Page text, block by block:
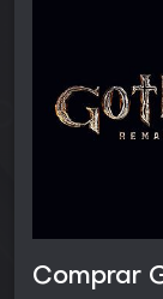
Comprar